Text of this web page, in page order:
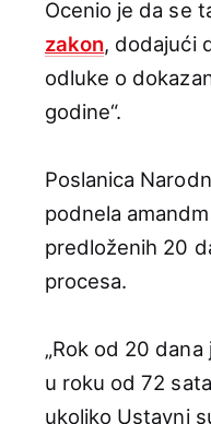
Ocenio je da se
zakon, dodajući
odluke o
godine“.
Poslanica
podnela
predloženih 20
procesa.
„Rok od 20
u roku od 72
ukoliko Ustavni